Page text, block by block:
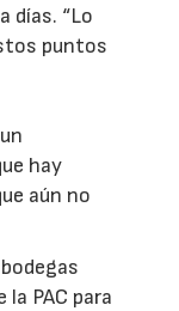
días. “Lo
puntos
hay
aún no
PAC para